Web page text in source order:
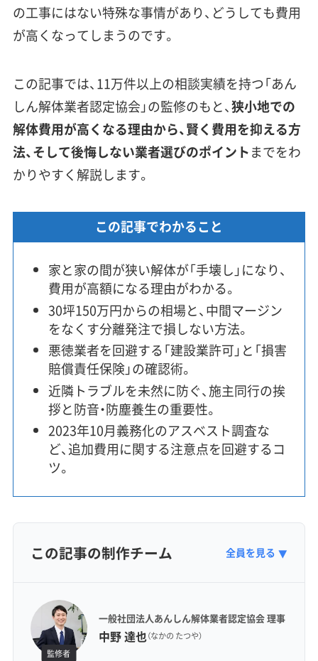
の工事にはない特殊な事情があり、どうしても費用
が高くなってしまうのです。
この記事では、11万件以上の相談実績を持つ「あん
しん解体業者認定協会」の監修のもと、狭小地での
解体費用が高くなる理由から、賢く費用を抑える方
法、そして後悔しない業者選びのポイントまでをわ
かりやすく解説します。
この記事でわかること
家と家の間が狭い解体が「手壊し」になり、
費用が高額になる理由がわかる。
30坪150万円からの相場と、中間マージン
をなくす分離発注で損しない方法。
悪徳業者を回避する「建設業許可」と「損害
賠償責任保険」の確認術。
近隣トラブルを未然に防ぐ、施主同行の挨
拶と防音・防塵養生の重要性。
2023年10月義務化のアスベスト調査な
ど、追加費用に関する注意点を回避するコ
ツ。
この記事の制作チーム 全員を見る ▼
監修者
一般社団法人あんしん解体業者認定協会 理事
中野 達也（なかの たつや）